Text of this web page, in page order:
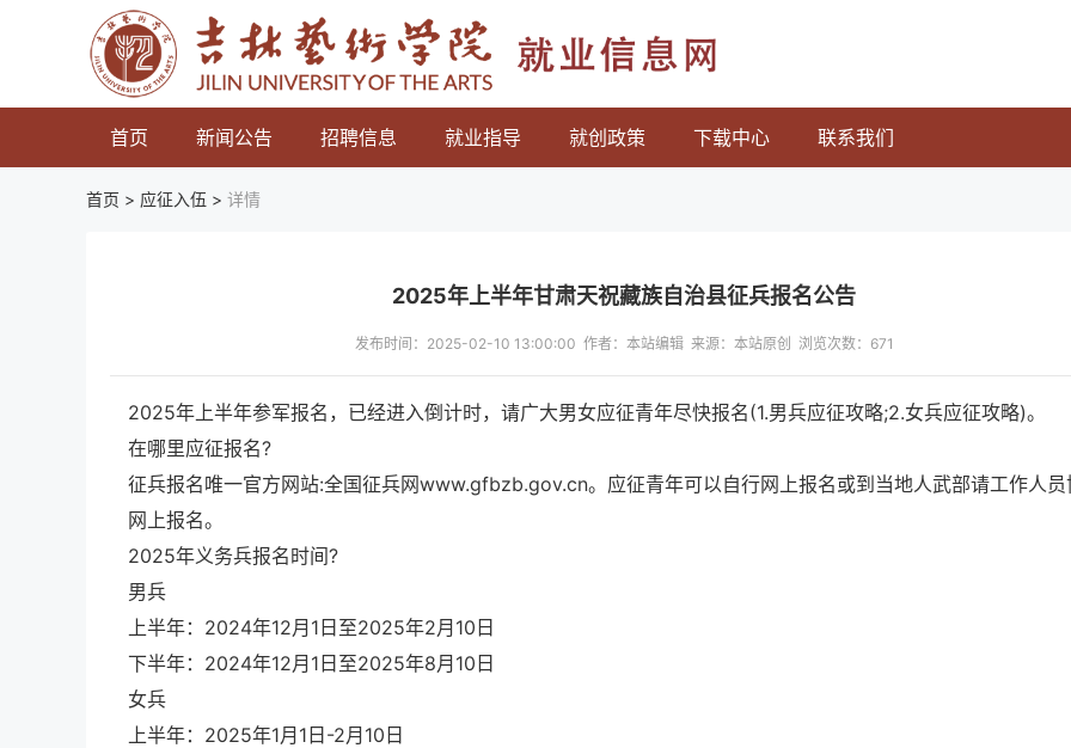
首页 新闻公告 招聘信息 就业指导 就创政策 下载中心 联系我们
首页 > 应征入伍 > 详情
2025年上半年甘肃天祝藏族自治县征兵报名公告
发布时间：2025-02-10 13:00:00 作者：本站编辑 来源：本站原创 浏览次数： 671
2025年上半年参军报名，已经进入倒计时，请广大男女应征青年尽快报名(1.男兵应征攻略;2.女兵应征攻略)。
在哪里应征报名?
征兵报名唯一官方网站:全国征兵网www.gfbzb.gov.cn。应征青年可以自行网上报名或到当地人武部请工作人员
网上报名。
2025年义务兵报名时间?
男兵
上半年：2024年12月1日至2025年2月10日
下半年：2024年12月1日至2025年8月10日
女兵
上半年：2025年1月1日-2月10日